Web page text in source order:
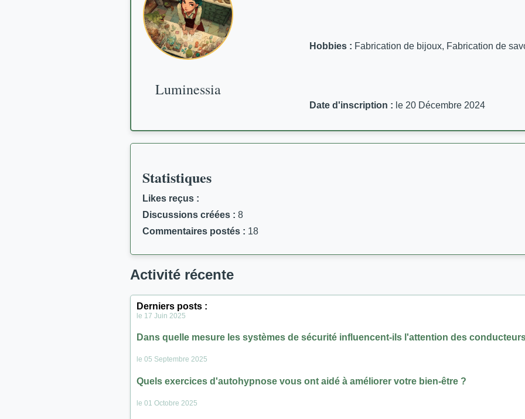
Luminessia
Hobbies : Fabrication de bijoux, Fabrication de
Date d'inscription : le 20 Décembre 2024
Statistiques
Likes reçus :
Discussions créées : 8
Commentaires postés : 18
Activité récente
Derniers posts :
le 17 Juin 2025
Dans quelle mesure les systèmes de sécurité influencent-ils l'attention des
le 05 Septembre 2025
Quels exercices d'autohypnose vous ont aidé à améliorer votre bien-être ?
le 01 Octobre 2025